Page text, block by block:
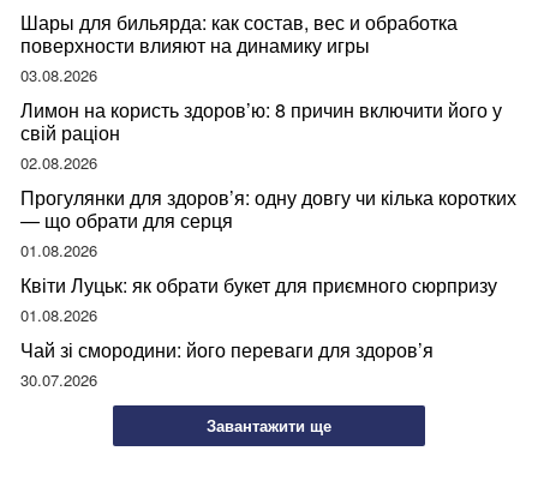
Шары для бильярда: как состав, вес и обработка
поверхности влияют на динамику игры
03.08.2026
Лимон на користь здоров’ю: 8 причин включити його у
свій раціон
02.08.2026
Прогулянки для здоров’я: одну довгу чи кілька коротких
— що обрати для серця
01.08.2026
Квіти Луцьк: як обрати букет для приємного сюрпризу
01.08.2026
Чай зі смородини: його переваги для здоров’я
30.07.2026
Завантажити ще